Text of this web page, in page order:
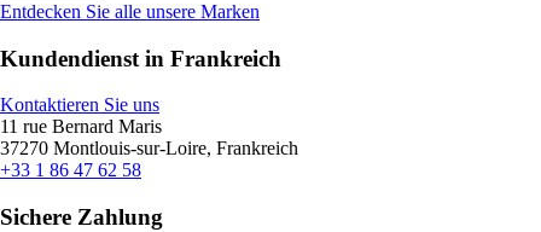
Entdecken Sie alle unsere Marken
Kundendienst in Frankreich
Kontaktieren Sie uns
11 rue Bernard Maris
37270 Montlouis-sur-Loire, Frankreich
+33 1 86 47 62 58
Sichere Zahlung